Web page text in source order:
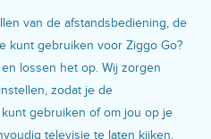
van de afstandsbediening, de
kunt gebruiken voor Ziggo Go?
lossen het op. Wij zorgen
zodat je de
gebruiken of om jou op je
televisie te laten kijken.